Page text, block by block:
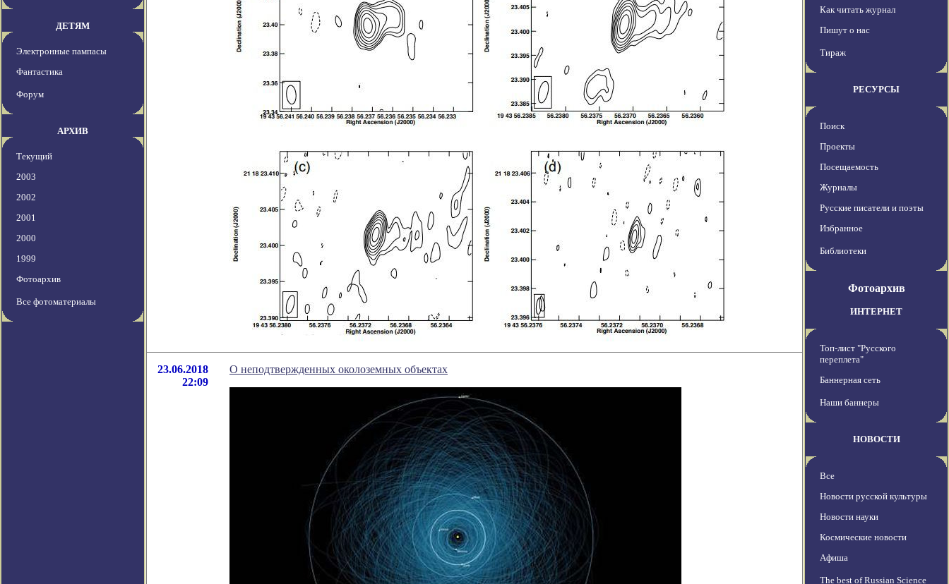
ДЕТЯМ
Электронные пампасы
Фантастика
Форум
АРХИВ
Текущий
2003
2002
2001
2000
1999
Фотоархив
Все фотоматериалы
23.06.2018
22:09
О неподтвержденных околоземных объектах
Как читать журнал
Пишут о нас
Тираж
РЕСУРСЫ
Поиск
Проекты
Посещаемость
Журналы
Русские писатели и поэты
Избранное
Библиотеки
Фотоархив
ИНТЕРНЕТ
Топ-лист "Русского
переплета"
Баннерная сеть
Наши баннеры
НОВОСТИ
Все
Новости русской культуры
Новости науки
Космические новости
Афиша
The best of Russian Science